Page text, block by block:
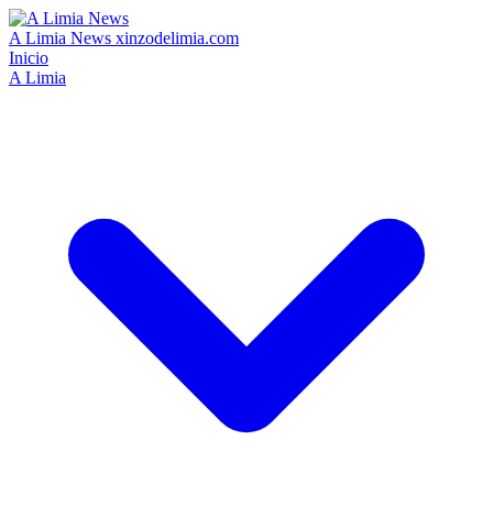
A Limia News xinzodelimia.com
Inicio
A Limia